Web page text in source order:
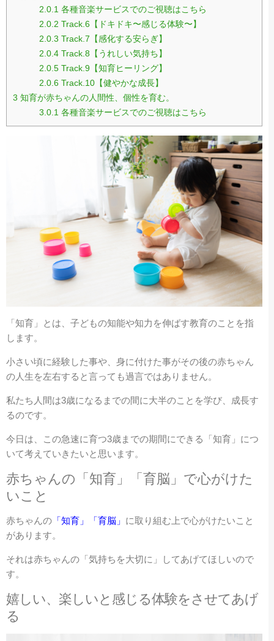
2.0.1 各種音楽サービスでのご視聴はこちら
2.0.2 Track.6【ドキドキ〜感じる体験〜】
2.0.3 Track.7【感化する安らぎ】
2.0.4Track.8【うれしい気持ち】
2.0.5Track.9【知育ヒーリング】
2.0.6Track.10【健やかな成長】
3 知育が赤ちゃんの人間性、個性を育む。
3.0.1 各種音楽サービスでのご視聴はこちら
「知育」とは、子どもの知能や知力を伸ばす教育のことを指
します。
小さい頃に経験した事や、身に付けた事がその後の赤ちゃん
の人生を左右すると言っても過言ではありません。
私たち人間は3歳になるまでの間に大半のことを学び、成長す
るのです。
今日は、この急速に育つ3歳までの期間にできる「知育」につ
いて考えていきたいと思います。
赤ちゃんの「知育」「育脳」で心がけた
いこと
赤ちゃんの 「知育」「育脳」 に取り組む上で心がけたいこと
があります。
それは赤ちゃんの「気持ちを大切に」してあげてほしいので
す。
嬉しい、楽しいと感じる体験をさせてあげ
る